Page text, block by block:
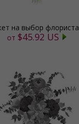
на выбор флориста
от $45.92 US